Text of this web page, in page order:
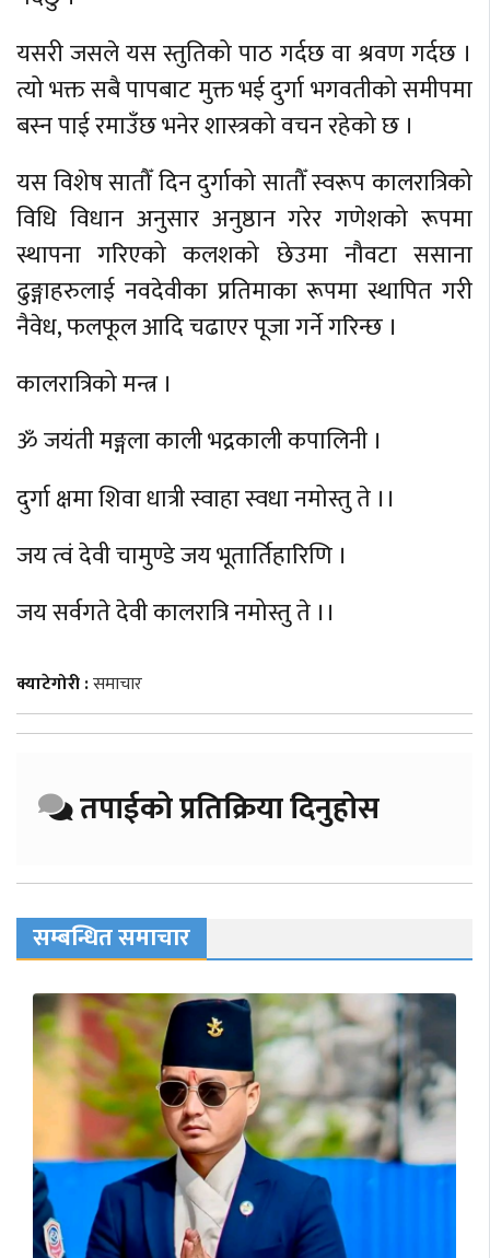
यसरी जसले यस स्तुतिको पाठ गर्दछ वा श्रवण गर्दछ ।
त्यो भक्त सबै पापबाट मुक्त भई दुर्गा भगवतीको समीपमा
बस्न पाई रमाउँछ भनेर शास्त्रको वचन रहेको छ ।
यस विशेष सातौँ दिन दुर्गाको सातौँ स्वरूप कालरात्रिको
विधि विधान अनुसार अनुष्ठान गरेर गणेशको रूपमा
स्थापना गरिएको कलशको छेउमा नौवटा ससाना
ढुङ्गाहरुलाई नवदेवीका प्रतिमाका रूपमा स्थापित गरी
नैवेध, फलफूल आदि चढाएर पूजा गर्ने गरिन्छ ।
कालरात्रिको मन्त्र ।
ॐ जयंती मङ्गला काली भद्रकाली कपालिनी ।
दुर्गा क्षमा शिवा धात्री स्वाहा स्वधा नमोस्तु ते ।।
जय त्वं देवी चामुण्डे जय भूतार्तिहारिणि ।
जय सर्वगते देवी कालरात्रि नमोस्तु ते ।।
क्याटेगोरी :समाचार
तपाईको प्रतिक्रिया दिनुहोस
सम्बन्धित समाचार